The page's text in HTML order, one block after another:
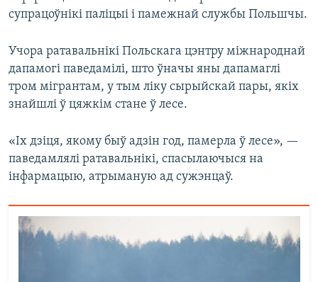
супрацоўнікі паліцыі і памежнай службы Польшчы.
Учора ратавальнікі Польскага цэнтру міжнароднай
дапамогі паведамілі, што ўначы яны дапамаглі
тром мігрантам, у тым ліку сырыйскай пары, якіх
знайшлі ў цяжкім стане ў лесе.
«Іх дзіця, якому быў адзін год, памерла ў лесе», —
паведамлялі ратавальнікі, спасылаючыся на
інфармацыю, атрыманую ад сужэнцаў.